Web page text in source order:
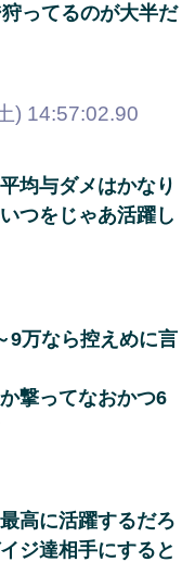
ってるのが大半だ
) 14:57:02.90
均与ダメはかなり
つをじゃあ活躍し
9万なら控えめに言
撃ってなおかつ6
高に活躍するだろ
ジ達相手にすると